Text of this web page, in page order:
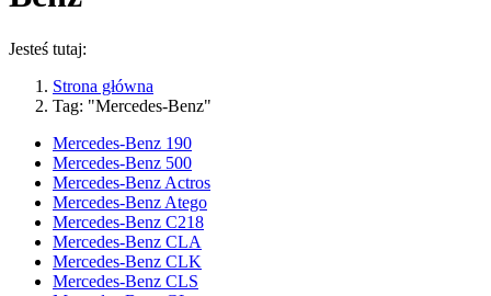
Jesteś tutaj:
Strona główna
Tag: "Mercedes-Benz"
Mercedes-Benz 190
Mercedes-Benz 500
Mercedes-Benz Actros
Mercedes-Benz Atego
Mercedes-Benz C218
Mercedes-Benz CLA
Mercedes-Benz CLK
Mercedes-Benz CLS